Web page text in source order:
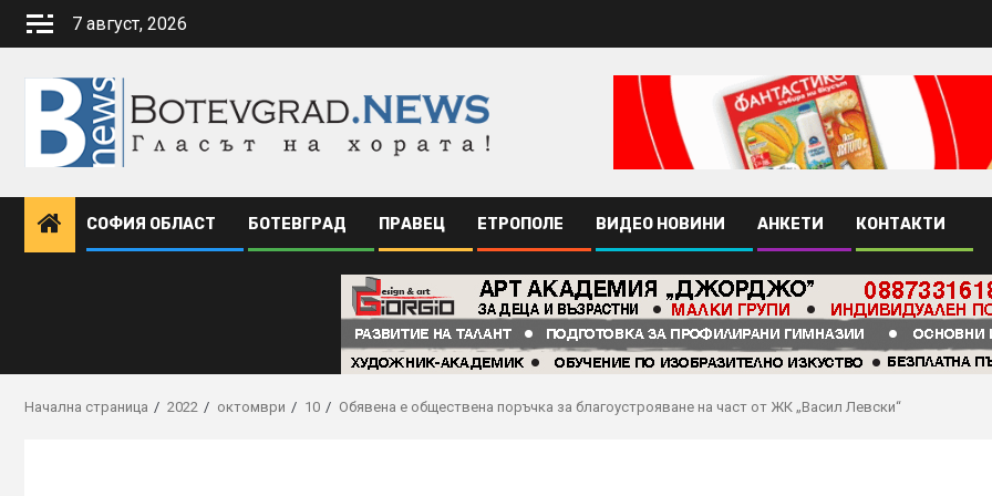
Skip
7 август, 2026
СОФИЯ ОБЛАСТ БОТЕВГРАД ПРАВЕЦ ЕТРОПОЛЕ ВИДЕО НОВИНИ АНКЕТИ КОНТАКТИ
Начална страница 2022 октомври 10 Обявена е обществена поръчка за благоустрояване на част от ЖК „Васил Левски“